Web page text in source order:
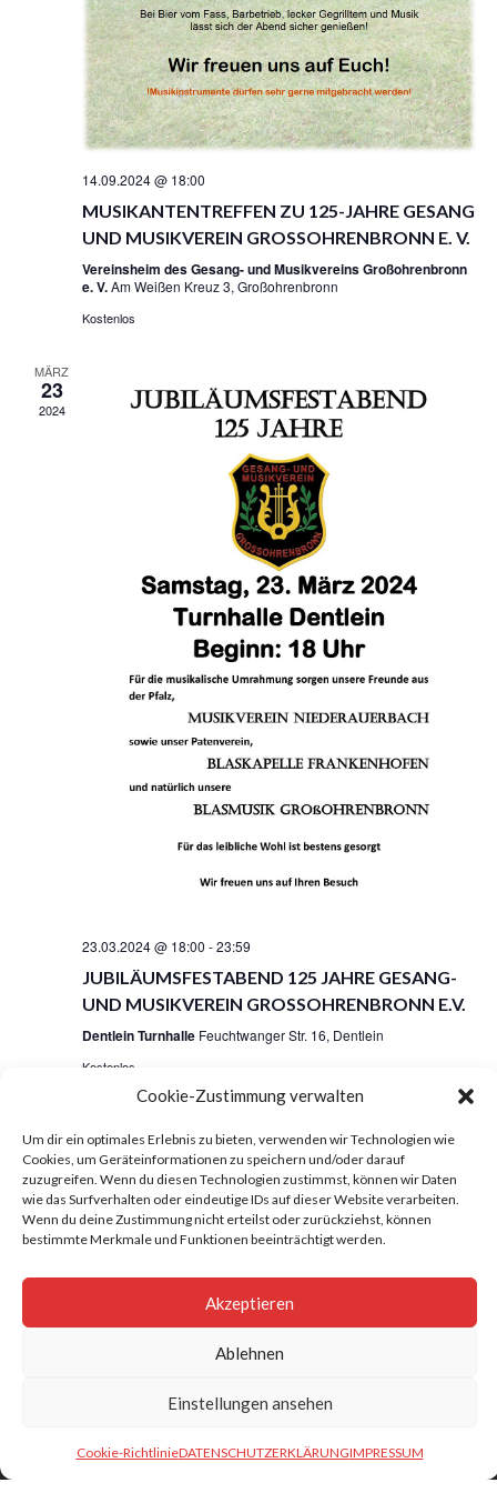
Cookie-Zustimmung verwalten
Um dir ein optimales Erlebnis zu bieten, verwenden wir Technologien wie
Cookies, um Geräteinformationen zu speichern und/oder darauf
zuzugreifen. Wenn du diesen Technologien zustimmst, können wir Daten
wie das Surfverhalten oder eindeutige IDs auf dieser Website verarbeiten.
Wenn du deine Zustimmung nicht erteilst oder zurückziehst, können
bestimmte Merkmale und Funktionen beeinträchtigt werden.
Akzeptieren
Ablehnen
Einstellungen ansehen
Cookie-RichtlinieDATENSCHUTZERKLÄRUNGIMPRESSUM
D
A
N
S
I
C
E
N
,
G
A
V
I
G
A
T
I
O
14.09.2024 @ 18:00
MUSIKANTENTREFFEN ZU 125-JAHRE GESANG
UND MUSIKVEREIN GROSSOHRENBRONN E. V.
Vereinsheim des Gesang- und Musikvereins Großohrenbronn
e. V.Am Weißen Kreuz 3, Großohrenbronn
Kostenlos
MÄRZ
23
2024
23.03.2024 @ 18:00 -23:59
JUBILÄUMSFESTABEND 125 JAHRE GESANG-
UND MUSIKVEREIN GROSSOHRENBRONN E.V.
Dentlein Turnhalle Feuchtwanger Str. 16, Dentlein
Kostenlos
Impressum
Rechte vorbehalten.
Proudly powered by WordPress
|Theme: Corporate